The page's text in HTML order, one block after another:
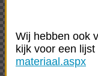
Wij hebben ook
kijk voor een
materiaal.aspx